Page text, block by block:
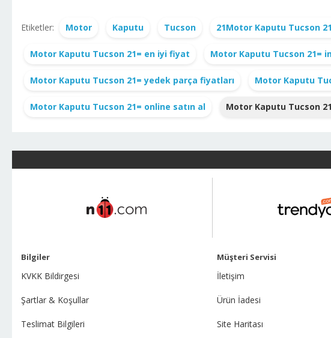
Etiketler: Motor Kaputu Tucson 21Motor Kaputu Tucson
Motor Kaputu Tucson 21= en iyi fiyat Motor Kaputu Tucson 21=
Motor Kaputu Tucson 21= yedek parça fiyatları Motor Kaputu
Motor Kaputu Tucson 21= online satın al Motor Kaputu Tucson
Bilgiler
KVKK Bildirgesi
Şartlar & Koşullar
Teslimat Bilgileri
Müşteri Servisi
İletişim
Ürün İadesi
Site Haritası